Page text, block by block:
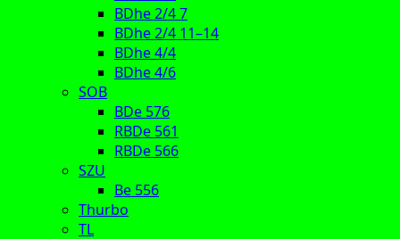
BDhe 2/4 7
BDhe 2/4 11–14
BDhe 4/4
BDhe 4/6
SOB
BDe 576
RBDe 561
RBDe 566
SZU
Be 556
Thurbo
TL